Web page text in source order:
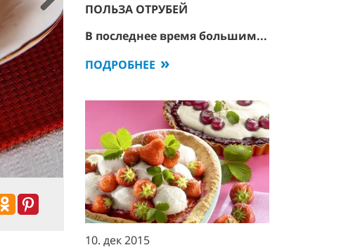
Next
ПОЛЬЗА ОТРУБЕЙ
В последнее время большим...
ПОДРОБНЕЕ
10. дек 2015